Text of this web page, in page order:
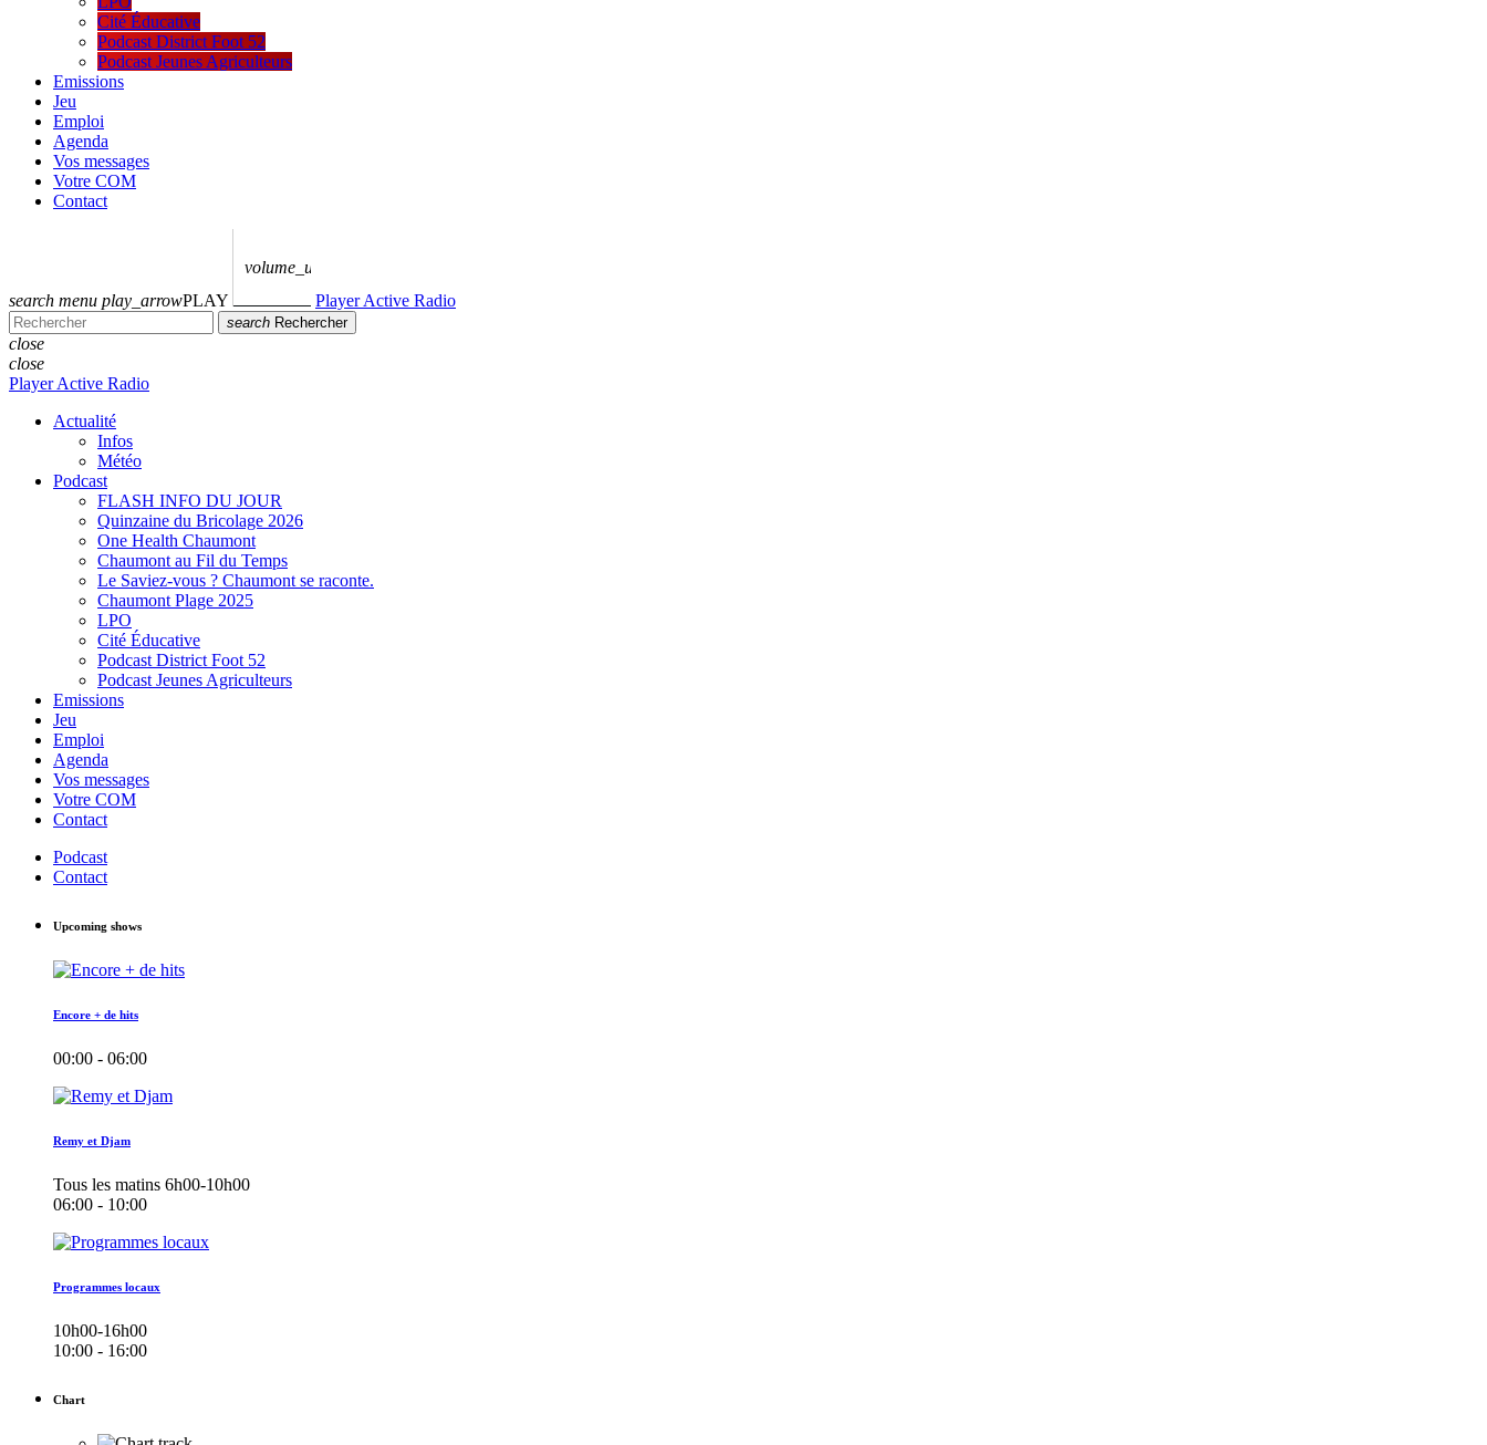
Cité Éducative
Podcast District Foot 52
Podcast Jeunes Agriculteurs
Emissions
Jeu
Emploi
Agenda
Vos messages
Votre COM
Contact
search menu play_arrowPLAY
volume_up
Player Active Radio
search Rechercher
close
close
Player Active Radio
Actualité
Infos
Météo
Podcast
FLASH INFO DU JOUR
Quinzaine du Bricolage 2026
One Health Chaumont
Chaumont au Fil du Temps
Le Saviez-vous ? Chaumont se raconte.
Chaumont Plage 2025
LPO
Cité Éducative
Podcast District Foot 52
Podcast Jeunes Agriculteurs
Emissions
Jeu
Emploi
Agenda
Vos messages
Votre COM
Contact
Podcast
Contact
Upcoming shows
Encore + de hits
00:00 - 06:00
Remy et Djam
Tous les matins 6h00-10h00
06:00 - 10:00
Programmes locaux
10h00-16h00
10:00 - 16:00
Chart